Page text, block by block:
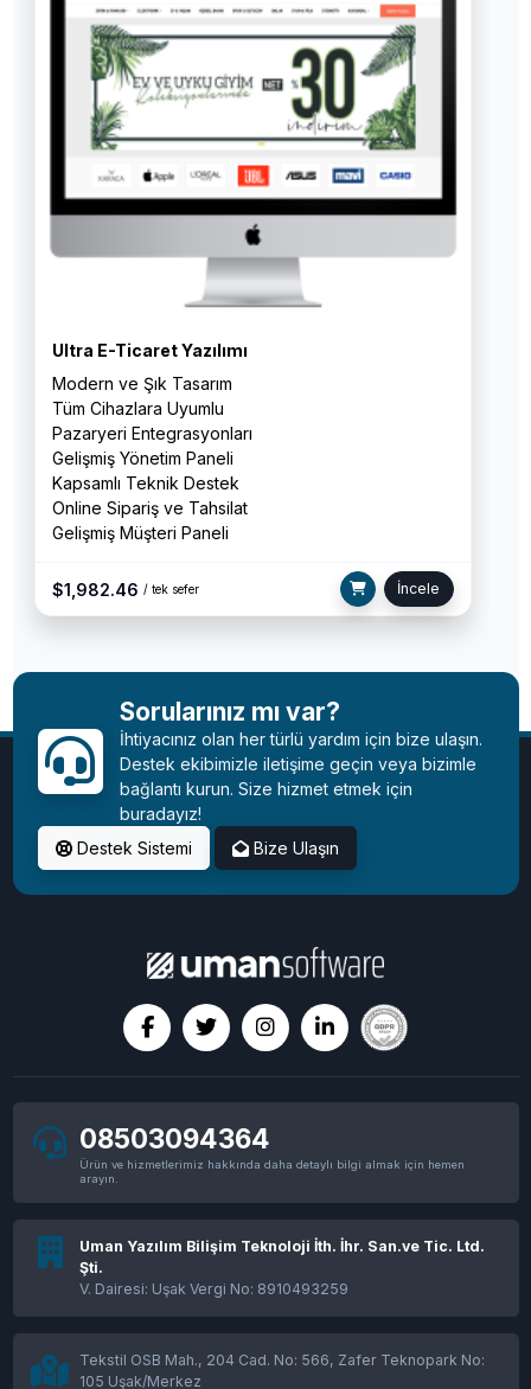
Ultra E-Ticaret Yazılımı
Modern ve Şık Tasarım
Tüm Cihazlara Uyumlu
Pazaryeri Entegrasyonları
Gelişmiş Yönetim Paneli
Kapsamlı Teknik Destek
Online Sipariş ve Tahsilat
Gelişmiş Müşteri Paneli
$1,982.46 / tek sefer İncele
Sorularınız mı var?
İhtiyacınız olan her türlü yardım için bize ulaşın.
Destek ekibimizle iletişime geçin veya bizimle
bağlantı kurun. Size hizmet etmek için
buradayız!
Destek Sistemi
Bize Ulaşın
08503094364
Ürün ve hizmetlerimiz hakkında daha detaylı bilgi almak için hemen
arayın.
Uman Yazılım Bilişim Teknoloji İth. İhr. San.ve Tic. Ltd.
Şti.
V. Dairesi: Uşak Vergi No: 8910493259
Tekstil OSB Mah., 204 Cad. No: 566, Zafer Teknopark No:
105 Uşak/Merkez